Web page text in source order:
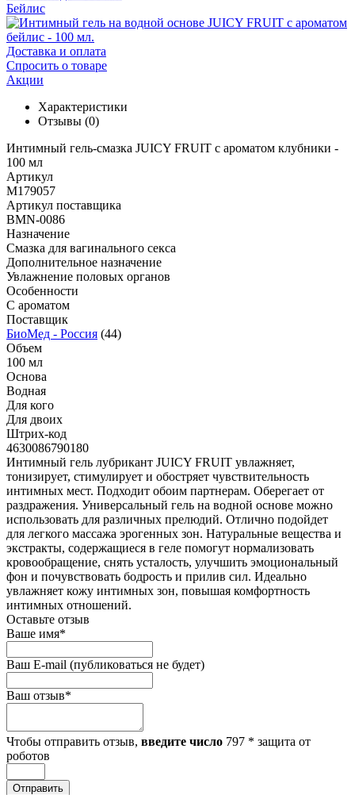
Бейлис
Доставка и оплата
Спросить о товаре
Акции
Характеристики
Отзывы (0)
Интимный гель-смазка JUICY FRUIT с ароматом клубники -
100 мл
Артикул
M179057
Артикул поставщика
BMN-0086
Назначение
Смазка для вагинального секса
Дополнительное назначение
Увлажнение половых органов
Особенности
С ароматом
Поставщик
БиоМед - Россия (44)
Объем
100 мл
Основа
Водная
Для кого
Для двоих
Штрих-код
4630086790180
Интимный гель лубрикант JUICY FRUIT увлажняет,
тонизирует, стимулирует и обостряет чувствительность
интимных мест. Подходит обоим партнерам. Оберегает от
раздражения. Универсальный гель на водной основе можно
использовать для различных прелюдий. Отлично подойдет
для легкого массажа эрогенных зон. Натуральные вещества и
экстракты, содержащиеся в геле помогут нормализовать
кровообращение, снять усталость, улучшить эмоциональный
фон и почувствовать бодрость и прилив сил. Идеально
увлажняет кожу интимных зон, повышая комфортность
интимных отношений.
Оставьте отзыв
Ваше имя*
Ваш E-mail (публиковаться не будет)
Ваш отзыв*
Чтобы отправить отзыв, введите число 797 * защита от
роботов
Отправить